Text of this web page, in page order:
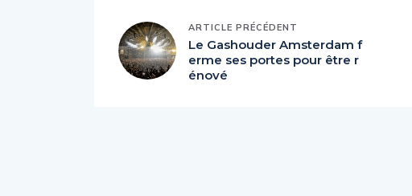
ARTICLE PRÉCÉDENT
Le Gashouder Amsterdam f
erme ses portes pour être r
énové